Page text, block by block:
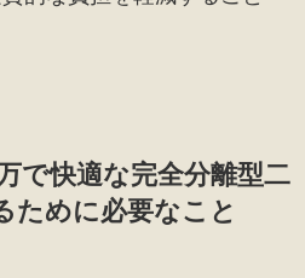
で快適な完全分離型二
ために必要なこと